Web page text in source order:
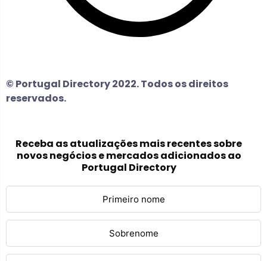
© Portugal Directory 2022. Todos os direitos
reservados.
Receba as atualizações mais recentes sobre
novos negócios e mercados adicionados ao
Portugal Directory